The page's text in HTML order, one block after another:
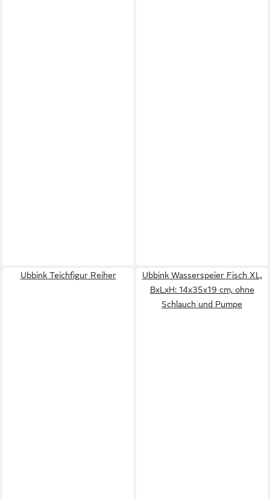
Ubbink Teichfigur Reiher
Ubbink Wasserspeier Fisch XL,
BxLxH: 14x35x19 cm, ohne
Schlauch und Pumpe